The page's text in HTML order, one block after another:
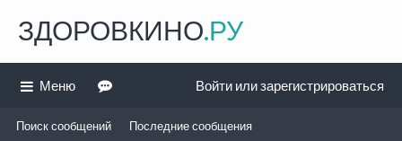
ЗДОРОВКИНО.РУ
Меню
Поиск сообщений Последние сообщения
Войти или зарегистрироваться